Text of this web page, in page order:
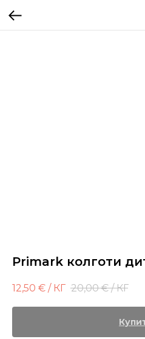
Primark колготи
12,50 € / КГ 20,00 € / КГ